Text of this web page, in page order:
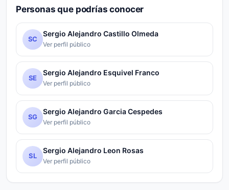
Personas que podrías conocer
SC
Sergio Alejandro Castillo Olmeda
Ver perfil público
SE
Sergio Alejandro Esquivel Franco
Ver perfil público
SG
Sergio Alejandro Garcia Cespedes
Ver perfil público
SL
Sergio Alejandro Leon Rosas
Ver perfil público